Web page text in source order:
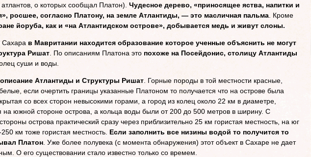
о которых сообщал Платон). Чудесное дерево, «приносящее яства, напитки и
росшее, согласно Платону, на земле Атлантиды, — это масличная пальма . Кроме
йоруба, как и «на Атлантидском острове», добывается медь и живут слоны.
Сахара в Мавритании находится образование которое ученные объяснить не могут
Ришат . По описаниям Платона это похоже на Посейдонис, столицу Атлантиды
суши и воды.
описание Атлантиды и Структуры Ришат . Горные породы в той местности красные,
если очертить границы указанные Платоном то получается что на острове была
со всех сторон невысокими горами, а город из колец около 22 км в диаметре,
на южной стороне острова, а кольца воды были от 200 до 500 метров в ширину. С
острова практический сразу через приблизительно 25 км гористая местность, на юг
км тоже гористая местность. Если заполнить все низины водой то получится то
Платон . Уже более полувека (с момента обнаружения) этот объект в Сахаре не дает
О его существовании стало известно только со времем.